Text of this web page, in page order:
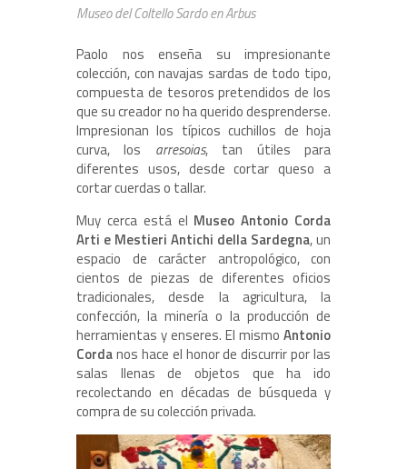
Museo del Coltello Sardo en Arbus
Paolo nos enseña su impresionante
colección, con navajas sardas de todo tipo,
compuesta de tesoros pretendidos de los
que su creador no ha querido desprenderse.
Impresionan los típicos cuchillos de hoja
curva, los arresoias, tan útiles para
diferentes usos, desde cortar queso a
cortar cuerdas o tallar.
Muy cerca está el Museo Antonio Corda
Arti e Mestieri Antichi della Sardegna, un
espacio de carácter antropológico, con
cientos de piezas de diferentes oficios
tradicionales, desde la agricultura, la
confección, la minería o la producción de
herramientas y enseres. El mismo Antonio
Cordanos hace el honor de discurrir por las
salas llenas de objetos que ha ido
recolectando en décadas de búsqueda y
compra de su colección privada.